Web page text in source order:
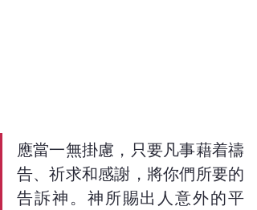
應當一無掛慮，只要凡事藉着禱
告、祈求和感謝，將你們所要的
告訴神。神所賜出人意外的平